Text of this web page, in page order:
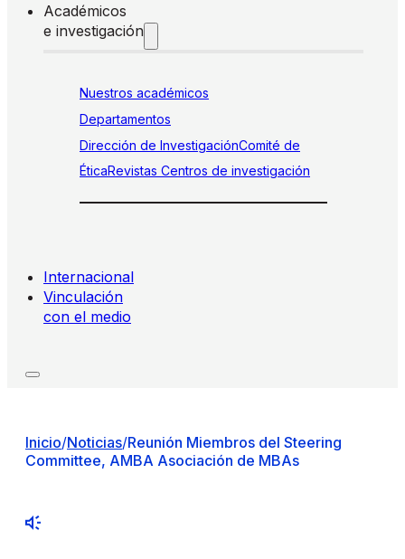
Académicos
e investigación
Nuestros académicos
Departamentos
Dirección de InvestigaciónComité de
ÉticaRevistas Centros de investigación
Internacional
Vinculación
con el medio
Inicio/Noticias/Reunión Miembros del Steering
Committee, AMBA Asociación de MBAs